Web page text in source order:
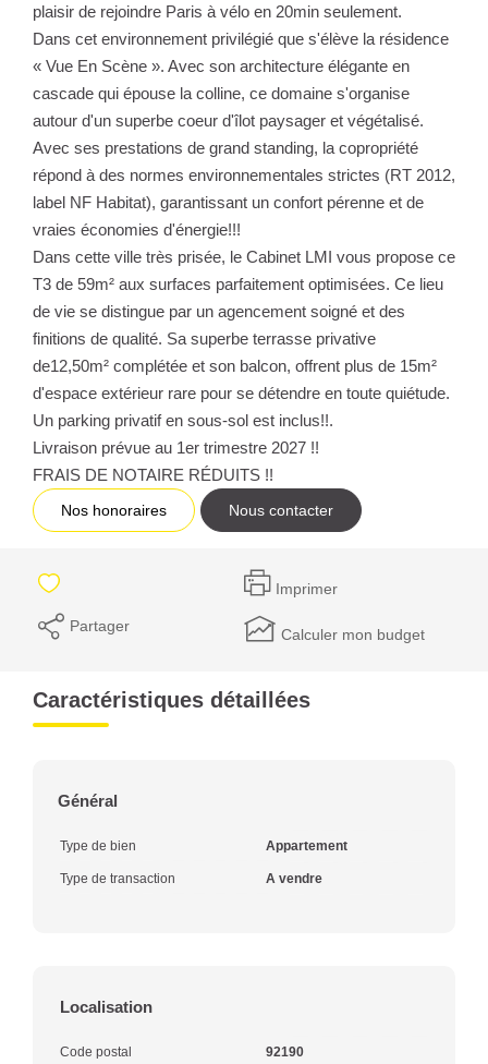
plaisir de rejoindre Paris à vélo en 20min seulement.
Dans cet environnement privilégié que s'élève la résidence
« Vue En Scène ». Avec son architecture élégante en
cascade qui épouse la colline, ce domaine s'organise
autour d'un superbe coeur d'îlot paysager et végétalisé.
Avec ses prestations de grand standing, la copropriété
répond à des normes environnementales strictes (RT 2012,
label NF Habitat), garantissant un confort pérenne et de
vraies économies d'énergie!!!
Dans cette ville très prisée, le Cabinet LMI vous propose ce
T3 de 59m² aux surfaces parfaitement optimisées. Ce lieu
de vie se distingue par un agencement soigné et des
finitions de qualité. Sa superbe terrasse privative
de12,50m² complétée et son balcon, offrent plus de 15m²
d'espace extérieur rare pour se détendre en toute quiétude.
Un parking privatif en sous-sol est inclus!!.
Livraison prévue au 1er trimestre 2027 !!
FRAIS DE NOTAIRE RÉDUITS !!
Nos honoraires Nous contacter
Imprimer
Partager Calculer mon budget
Caractéristiques détaillées
Général
Type de bien Appartement
Type de transaction A vendre
Localisation
Code postal 92190